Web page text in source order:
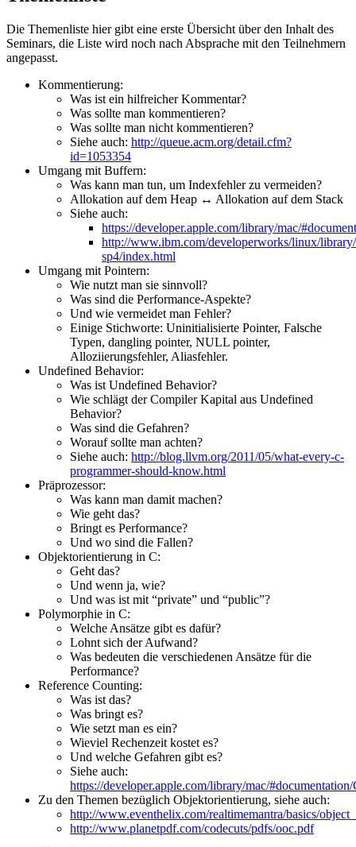
Die Themenliste hier gibt eine erste Übersicht über den Inhalt des
Seminars, die Liste wird noch nach Absprache mit den Teilnehmern
angepasst.
Kommentierung:
Was ist ein hilfreicher Kommentar?
Was sollte man kommentieren?
Was sollte man nicht kommentieren?
Siehe auch: http://queue.acm.org/detail.cfm?
id=1053354
Umgang mit Buffern:
Was kann man tun, um Indexfehler zu vermeiden?
Allokation auf dem Heap ↔ Allokation auf dem Stack
Siehe auch:
https://developer.apple.com/library/mac/
http://www.ibm.com/developerworks/linux/
sp4/index.html
Umgang mit Pointern:
Wie nutzt man sie sinnvoll?
Was sind die Performance-Aspekte?
Und wie vermeidet man Fehler?
Einige Stichworte: Uninitialisierte Pointer, Falsche
Typen, dangling pointer, NULL pointer,
Alloziierungsfehler, Aliasfehler.
Undefined Behavior:
Was ist Undefined Behavior?
Wie schlägt der Compiler Kapital aus Undefined
Behavior?
Was sind die Gefahren?
Worauf sollte man achten?
Siehe auch: http://blog.llvm.org/2011/05/what-every-c-
programmer-should-know.html
Präprozessor:
Was kann man damit machen?
Wie geht das?
Bringt es Performance?
Und wo sind die Fallen?
Objektorientierung in C:
Geht das?
Und wenn ja, wie?
Und was ist mit “private” und “public”?
Polymorphie in C:
Welche Ansätze gibt es dafür?
Lohnt sich der Aufwand?
Was bedeuten die verschiedenen Ansätze für die
Performance?
Reference Counting:
Was ist das?
Was bringt es?
Wie setzt man es ein?
Wieviel Rechenzeit kostet es?
Und welche Gefahren gibt es?
Siehe auch:
https://developer.apple.com/library/mac/
Zu den Themen bezüglich Objektorientierung, siehe auch:
http://www.eventhelix.com/realtimemantra/basics/
http://www.planetpdf.com/codecuts/pdfs/ooc.pdf